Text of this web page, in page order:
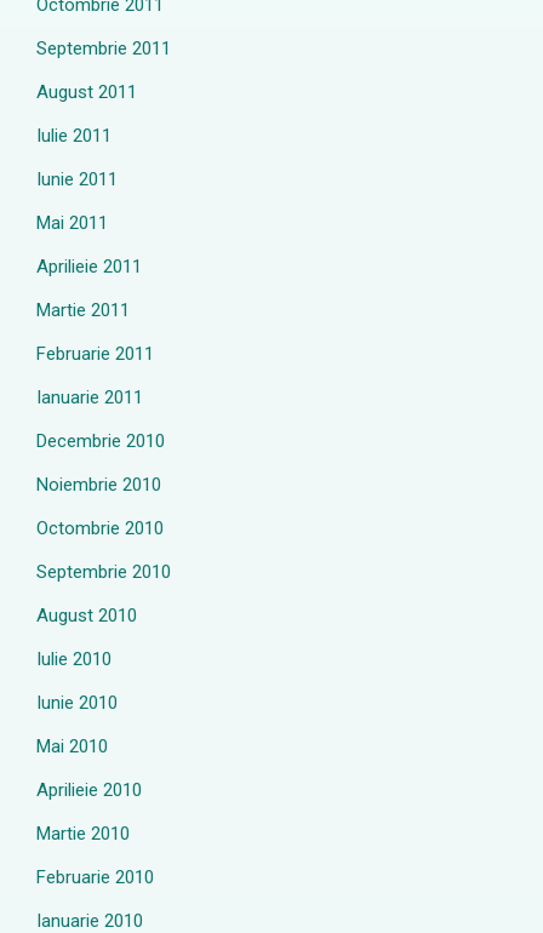
Octombrie 2011
Septembrie 2011
August 2011
Iulie 2011
Iunie 2011
Mai 2011
Aprilieie 2011
Martie 2011
Februarie 2011
Ianuarie 2011
Decembrie 2010
Noiembrie 2010
Octombrie 2010
Septembrie 2010
August 2010
Iulie 2010
Iunie 2010
Mai 2010
Aprilieie 2010
Martie 2010
Februarie 2010
Ianuarie 2010